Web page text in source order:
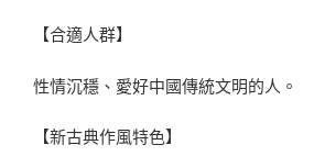
【合適人群】
性情沉穩、愛好中國傳統文明的人。
【新古典作風特色】